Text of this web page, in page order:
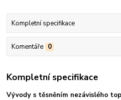
Kompletní specifikace
Komentáře 0
Kompletní specifikace
Vývody s těsněním nezávislého